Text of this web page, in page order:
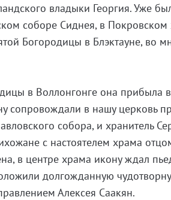
владыки Георгия. Уже
соборе Сиднея, в Покровском
Богородицы в Блэктауне, во
в Воллонгонге она прибыла
сопровождали в нашу церковь
собора, и хранитель
с настоятелем храма
в центре храма икону ждал
долгожданную
Алексея Саакян.